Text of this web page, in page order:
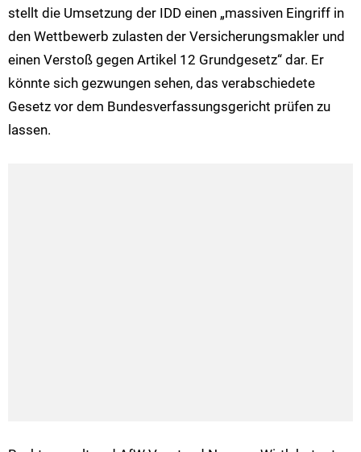
stellt die Umsetzung der IDD einen „massiven Eingriff in
den Wettbewerb zulasten der Versicherungsmakler und
einen Verstoß gegen Artikel 12 Grundgesetz“ dar. Er
könnte sich gezwungen sehen, das verabschiedete
Gesetz vor dem Bundesverfassungsgericht prüfen zu
lassen.